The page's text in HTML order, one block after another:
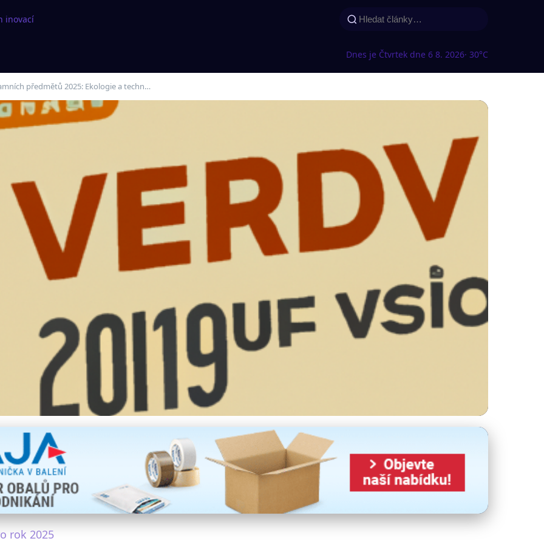
inovací
Dnes je Čtvrtek dne 6 8. 2026· 30°C
předmětů 2025: Ekologie a techn…
předmětů 2025: Ekologie a
rok 2025